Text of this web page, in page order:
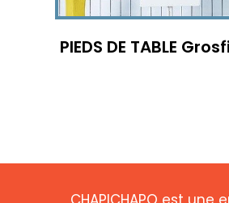
PIEDS DE TABLE